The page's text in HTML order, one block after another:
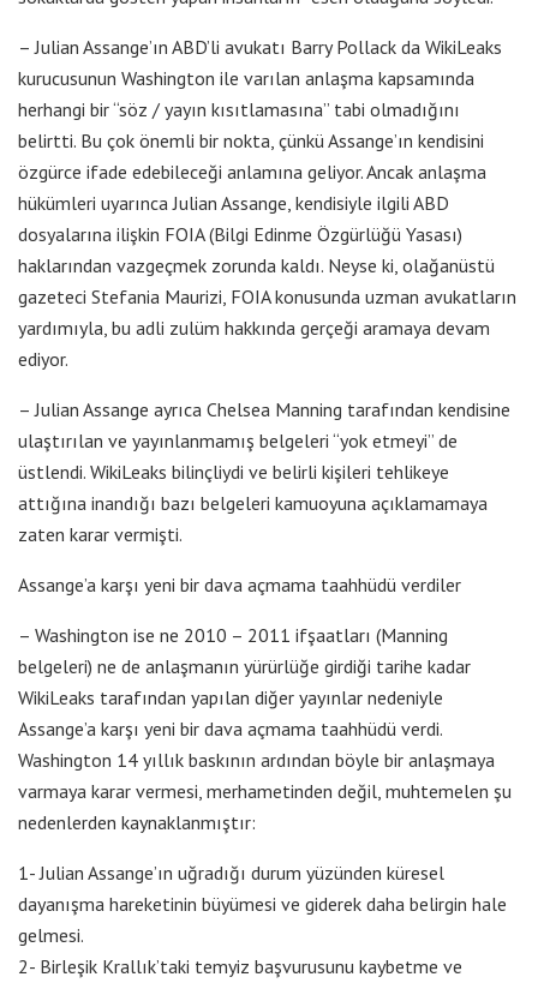
– Julian Assange’ın ABD’li avukatı Barry Pollack da WikiLeaks
kurucusunun Washington ile varılan anlaşma kapsamında
herhangi bir “söz / yayın kısıtlamasına” tabi olmadığını
belirtti. Bu çok önemli bir nokta, çünkü Assange’ın kendisini
özgürce ifade edebileceği anlamına geliyor. Ancak anlaşma
hükümleri uyarınca Julian Assange, kendisiyle ilgili ABD
dosyalarına ilişkin FOIA (Bilgi Edinme Özgürlüğü Yasası)
haklarından vazgeçmek zorunda kaldı. Neyse ki, olağanüstü
gazeteci Stefania Maurizi, FOIA konusunda uzman avukatların
yardımıyla, bu adli zulüm hakkında gerçeği aramaya devam
ediyor.
– Julian Assange ayrıca Chelsea Manning tarafından kendisine
ulaştırılan ve yayınlanmamış belgeleri “yok etmeyi” de
üstlendi. WikiLeaks bilinçliydi ve belirli kişileri tehlikeye
attığına inandığı bazı belgeleri kamuoyuna açıklamamaya
zaten karar vermişti.
Assange’a karşı yeni bir dava açmama taahhüdü verdiler
– Washington ise ne 2010 – 2011 ifşaatları (Manning
belgeleri) ne de anlaşmanın yürürlüğe girdiği tarihe kadar
WikiLeaks tarafından yapılan diğer yayınlar nedeniyle
Assange’a karşı yeni bir dava açmama taahhüdü verdi.
Washington 14 yıllık baskının ardından böyle bir anlaşmaya
varmaya karar vermesi, merhametinden değil, muhtemelen şu
nedenlerden kaynaklanmıştır:
1- Julian Assange’ın uğradığı durum yüzünden küresel
dayanışma hareketinin büyümesi ve giderek daha belirgin hale
gelmesi.
2- Birleşik Krallık’taki temyiz başvurusunu kaybetme ve